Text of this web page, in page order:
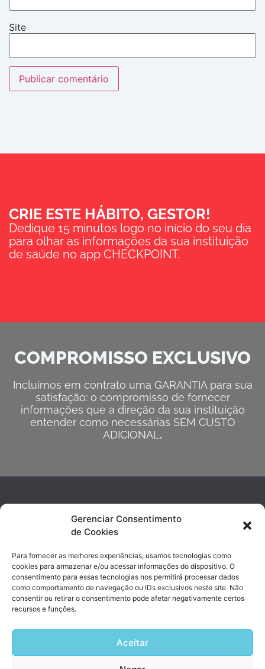
Gerenciar Consentimento
de Cookies
Para fornecer as melhores experiências, usamos tecnologias como
cookies para armazenar e/ou acessar informações do dispositivo. O
consentimento para essas tecnologias nos permitirá processar dados
como comportamento de navegação ou IDs exclusivos neste site. Não
consentir ou retirar o consentimento pode afetar negativamente certos
recursos e funções.
Aceitar
Site
CRIE ESTE HÁBITO, GESTOR!
Dedique 15 minutos logo no início do seu dia
para olhar as informações da sua instituição
de saúde no app CHECKPOINT.
COMPROMISSO EXCLUSIVO
Incluímos em contrato uma GARANTIA para sua
satisfação: o compromisso de fornecer
informações que a direção da sua instituição
entender como necessárias SEM CUSTO
ADICIONAL.
contato@sishosp.com.br
(19) 3743-4890 | (19) 99947-8017
Avenida Marechal Rondon, 338 Jd. Chapadão | Campinas, SP